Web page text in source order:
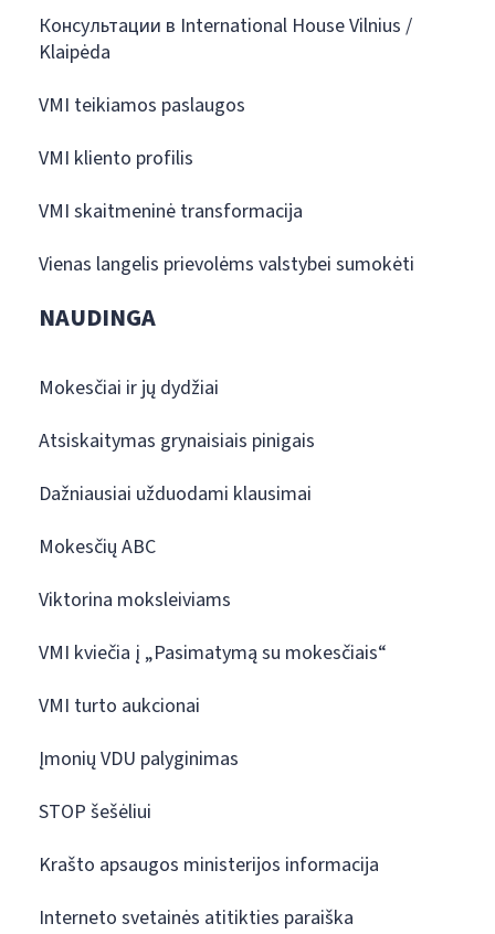
Консультации в International House Vilnius /
Klaipėda
VMI teikiamos paslaugos
VMI kliento profilis
VMI skaitmeninė transformacija
Vienas langelis prievolėms valstybei sumokėti
NAUDINGA
Mokesčiai ir jų dydžiai
Atsiskaitymas grynaisiais pinigais
Dažniausiai užduodami klausimai
Mokesčių ABC
Viktorina moksleiviams
VMI kviečia į „Pasimatymą su mokesčiais“
VMI turto aukcionai
Įmonių VDU palyginimas
STOP šešėliui
Krašto apsaugos ministerijos informacija
Interneto svetainės atitikties paraiška